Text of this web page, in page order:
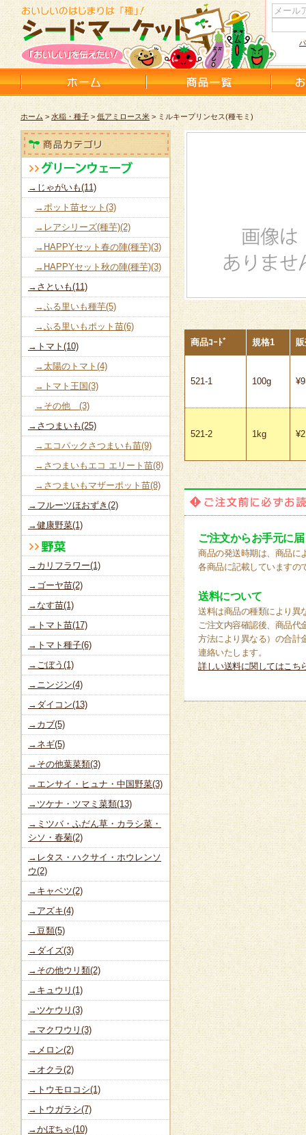
ホーム > 水稲・種子 > 低アミロース米 > ミルキープリンセス(種モミ)
商品ｺｰﾄﾞ 規格1
521-1 100g
521-2 1kg
ご注文からお手元に
商品の発送時期は、商品に
各商品に記載していますの
送料について
送料は商品の種類により異
ご注文内容確認後、商品代
方法により異なる）の合計
連絡いたします。
詳しい送料に関してはこち
→じゃがいも(11)
→ポット苗セット(3)
→レアシリーズ(種芋)(2)
→HAPPYセット春の陣(種芋)(3)
→HAPPYセット秋の陣(種芋)(3)
→さといも(11)
→ふる里いも種芋(5)
→ふる里いもポット苗(6)
→トマト(10)
→太陽のトマト(4)
→トマト王国(3)
→その他 (3)
→さつまいも(25)
→エコパックさつまいも苗(9)
→さつまいもエコ エリート苗(8)
→さつまいもマザーポット苗(8)
→フルーツほおずき(2)
→健康野菜(1)
→カリフラワー(1)
→ゴーヤ苗(2)
→なす苗(1)
→トマト苗(17)
→トマト種子(6)
→ごぼう(1)
→ニンジン(4)
→ダイコン(13)
→カブ(5)
→ネギ(5)
→その他葉菜類(3)
→エンサイ・ヒュナ・中国野菜(3)
→ツケナ・ツマミ菜類(13)
→ミツバ・ふだん草・カラシ菜・
シソ・春菊(2)
→レタス・ハクサイ・ホウレンソ
ウ(2)
→キャベツ(2)
→アズキ(4)
→豆類(5)
→ダイズ(3)
→その他ウリ類(2)
→キュウリ(1)
→ツケウリ(3)
→マクワウリ(3)
→メロン(2)
→オクラ(2)
→トウモロコシ(1)
→トウガラシ(7)
→かぼちゃ(10)